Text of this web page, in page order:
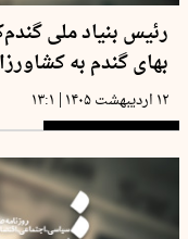
رئیس بنیاد ملی
بهای گندم به
۱۲ اردیبهشت ۱۴۰۵ | ۱۳:۱